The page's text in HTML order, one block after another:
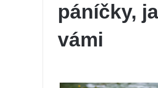
páníčky,
vámi